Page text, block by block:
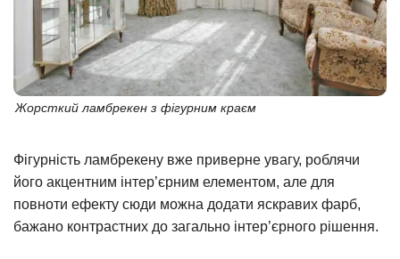
Жорсткий ламбрекен з фігурним краєм
Фігурність ламбрекену вже приверне увагу, роблячи
його акцентним інтер’єрним елементом, але для
повноти ефекту сюди можна додати яскравих фарб,
бажано контрастних до загально інтер’єрного рішення.